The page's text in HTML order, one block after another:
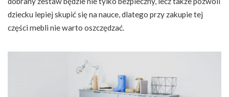
dziecku lepiej skupić się na nauce, dlatego przy zakupie tej
części mebli nie warto oszczędzać.